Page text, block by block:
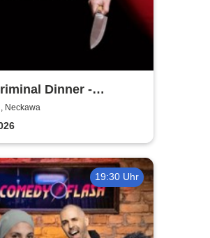
Dinner -
Knödelmord beim
Neckawa
19:30 Uhr